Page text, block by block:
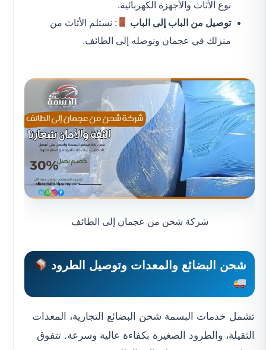
نوع الأثاث والأجهزة الكهربائية.
توصيل من الباب إلى الباب
: نستلم الأثاث من
منزلك في عجمان ونوصله إلى الطائف.
شركة شحن من عجمان إلى الطائف
شحن البضائع والمعدات وتوصيل الطرود
تشمل خدمات البسمة شحن البضائع التجارية، المعدات
الثقيلة، والطرود الصغيرة بكفاءة عالية وسرعة. تتفوق